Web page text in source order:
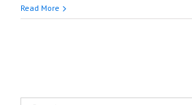
Read More